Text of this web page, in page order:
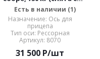
производства!!! с 300525.
выбирать отдельн з/ч)
Есть в наличии (1)
Назначение: Ось для
прицепа
Тип оси: Рессорная
Артикул: 8070
31 500 P/шт